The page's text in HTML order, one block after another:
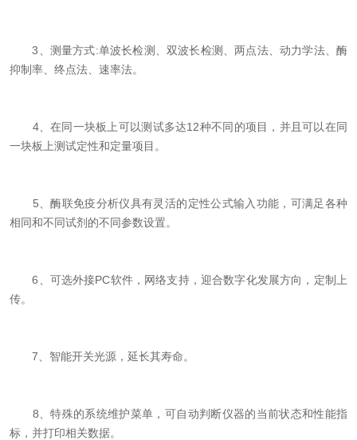
3、测量方式:单波长检测、双波长检测、两点法、动力学法、酶
抑制率、终点法、速率法。
4、在同一块板上可以测试多达12种不同的项目，并且可以在同
一块板上测试定性和定量项目。
5、酶联免疫分析仪具有灵活的定性公式输入功能，可满足各种
相同和不同试剂的不同参数设置。
6、可选外接PC软件，网络支持，迎合数字化发展方向，定制上
传。
7、智能开关光源，延长其寿命。
8、特殊的系统维护菜单，可自动判断仪器的当前状态和性能指
标，并打印相关数据。